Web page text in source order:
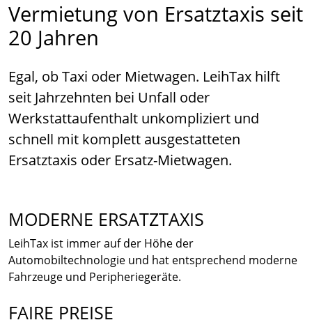
Vermietung von Ersatztaxis seit
20 Jahren
Egal, ob Taxi oder Mietwagen. LeihTax hilft
seit Jahrzehnten bei Unfall oder
Werkstattaufenthalt unkompliziert und
schnell mit komplett ausgestatteten
Ersatztaxis oder Ersatz-Mietwagen.
MODERNE ERSATZTAXIS
LeihTax ist immer auf der Höhe der
Automobiltechnologie und hat entsprechend moderne
Fahrzeuge und Peripheriegeräte.
FAIRE PREISE